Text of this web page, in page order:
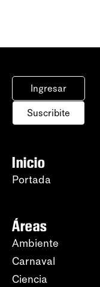
Ingresar
Suscribite
Inicio
Portada
Áreas
Ambiente
Carnaval
Ciencia